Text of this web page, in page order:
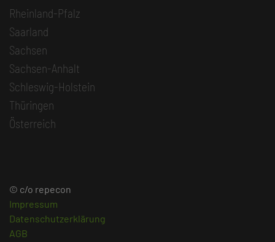
Rheinland-Pfalz
Saarland
Sachsen
Sachsen-Anhalt
Schleswig-Holstein
Thüringen
Österreich
© c/o repecon
Impressum
Datenschutzerklärung
AGB